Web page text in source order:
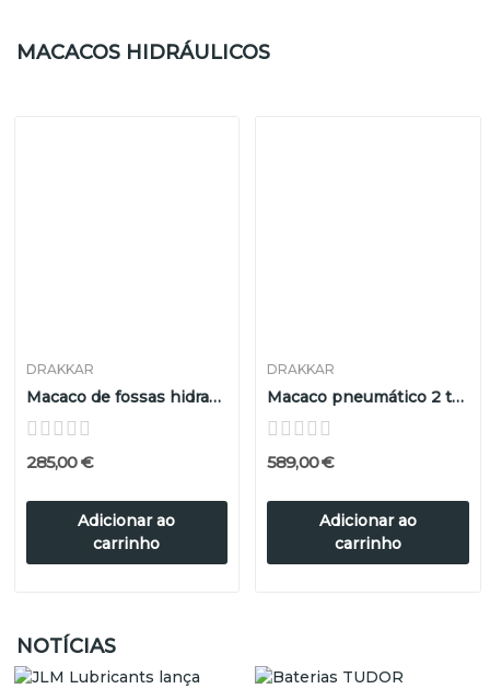
MACACOS HIDRÁULICOS
DRAKKAR
Macaco de fossas hidraúlico 500kg
285,00 €
Adicionar ao
carrinho
DRAKKAR
Macaco pneumático 2 tubos 2T 115/430mm
589,00 €
Adicionar ao
carrinho
NOTÍCIAS